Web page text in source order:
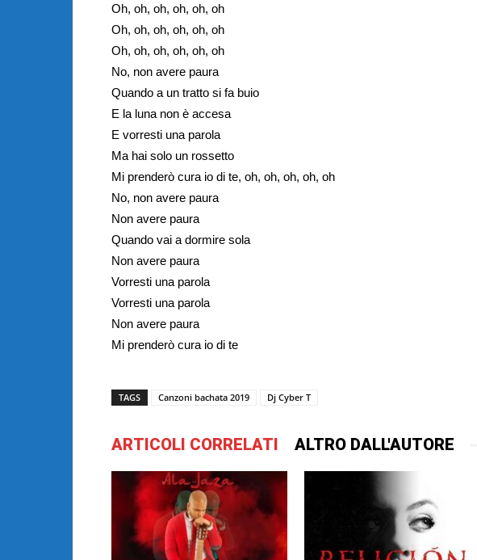
Oh, oh, oh, oh, oh, oh
Oh, oh, oh, oh, oh, oh
Oh, oh, oh, oh, oh, oh
No, non avere paura
Quando a un tratto si fa buio
E la luna non è accesa
E vorresti una parola
Ma hai solo un rossetto
Mi prenderò cura io di te, oh, oh, oh, oh, oh
No, non avere paura
Non avere paura
Quando vai a dormire sola
Non avere paura
Vorresti una parola
Vorresti una parola
Non avere paura
Mi prenderò cura io di te
TAGS Canzoni bachata 2019 Dj Cyber T
ARTICOLI CORRELATI ALTRO DALL'AUTORE